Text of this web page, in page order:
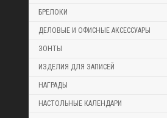
БРЕЛОКИ
ДЕЛОВЫЕ И ОФИСНЫЕ АКСЕССУАРЫ
ЗОНТЫ
ИЗДЕЛИЯ ДЛЯ ЗАПИСЕЙ
НАГРАДЫ
НАСТОЛЬНЫЕ КАЛЕНДАРИ